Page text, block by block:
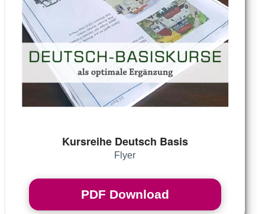
Kursreihe Deutsch Basis
Flyer
PDF Download